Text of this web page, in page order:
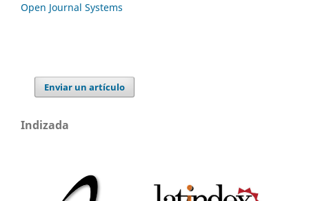
Open Journal Systems
Enviar un artículo
Indizada